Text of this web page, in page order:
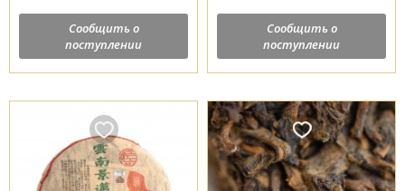
Сообщить о
поступлении
Сообщить о
поступлении